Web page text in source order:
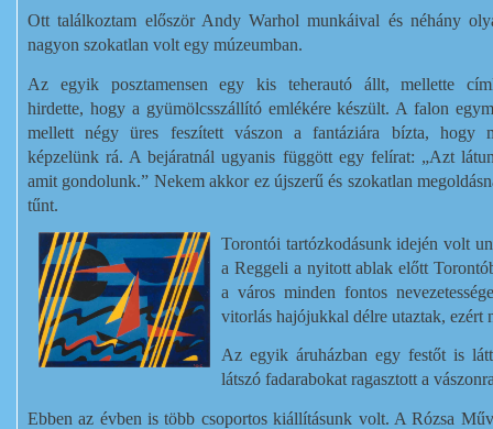
Ott találkoztam először Andy Warhol munkáival és néhány
nagyon szokatlan volt egy múzeumban.
Az egyik posztamensen egy kis teherautó állt, mellette
hirdette, hogy a gyümölcsszállító emlékére készült. A falon
mellett négy üres feszített vászon a fantáziára bízta, hogy
képzelünk rá. A bejáratnál ugyanis függött egy felírat: „Azt
amit gondolunk.” Nekem akkor ez újszerű és szokatlan
tűnt.
Torontói tartózkodásunk idején volt
a Reggeli a nyitott ablak előtt
a város minden fontos
vitorlás hajójukkal délre utaztak, ezért
Az egyik áruházban egy festőt is
látszó fadarabokat ragasztott a
Ebben az évben is több csoportos kiállításunk volt. A Rózsa